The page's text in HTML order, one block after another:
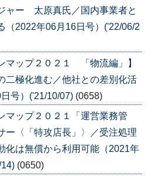
ャー 太原真氏／国内事業者と
（2022年06月16日号）('22/06/2
マップ２０２１ 「物流編」】
極化進む／他社との差別化活
号）('21/10/07) (0658)
マップ２０２１「運営業務管
〈「特攻店長」〉／受注処理
化は無償から利用可能（2021年
(0650)